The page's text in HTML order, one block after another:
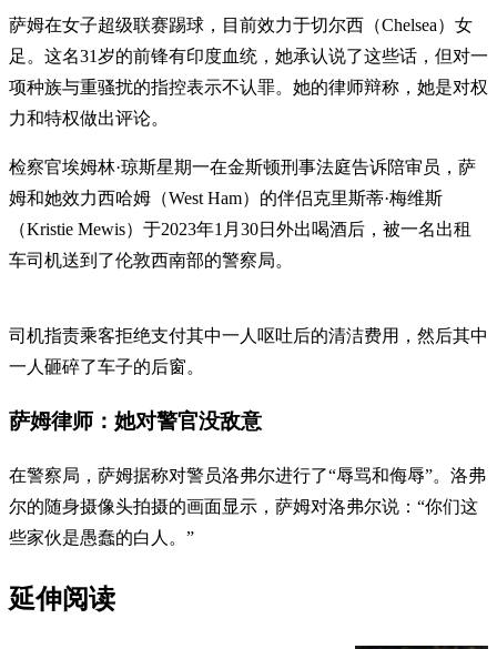
萨姆在女子超级联赛踢球，目前效力于切尔西（Chelsea）女
足。这名31岁的前锋有印度血统，她承认说了这些话，但对一
项种族与重骚扰的指控表示不认罪。她的律师辩称，她是对权
力和特权做出评论。
检察官埃姆林·琼斯星期一在金斯顿刑事法庭告诉陪审员，萨
姆和她效力西哈姆（West Ham）的伴侣克里斯蒂·梅维斯
（Kristie Mewis）于2023年1月30日外出喝酒后，被一名出租
车司机送到了伦敦西南部的警察局。
司机指责乘客拒绝支付其中一人呕吐后的清洁费用，然后其中
一人砸碎了车子的后窗。
萨姆律师：她对警官没敌意
在警察局，萨姆据称对警员洛弗尔进行了“辱骂和侮辱”。洛弗
尔的随身摄像头拍摄的画面显示，萨姆对洛弗尔说：“你们这
些家伙是愚蠢的白人。”
延伸阅读